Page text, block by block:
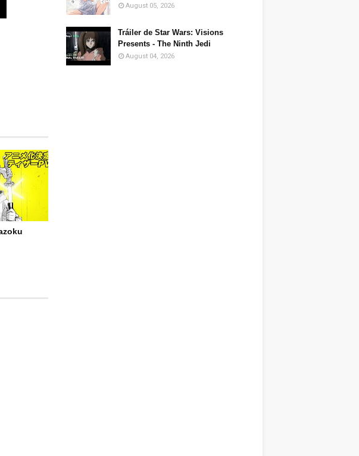
August 05, 2026
Tráiler de Star Wars: Visions
Presents - The Ninth Jedi
August 04, 2026